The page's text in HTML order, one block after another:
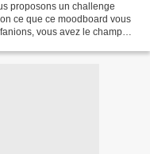
proposons un challenge
ce que ce moodboard vous
vous avez le champ